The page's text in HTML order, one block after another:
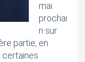
mai
prochai
n sur
partie, en
certaines